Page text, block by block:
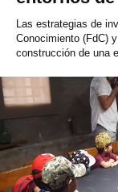
Las estrategias de
Conocimiento (FdC)
construcción de una